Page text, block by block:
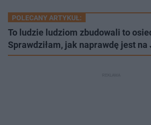
POLECANY ARTYKUŁ:
To ludzie ludziom zbudowali to
Sprawdziłam, jak naprawdę jest na